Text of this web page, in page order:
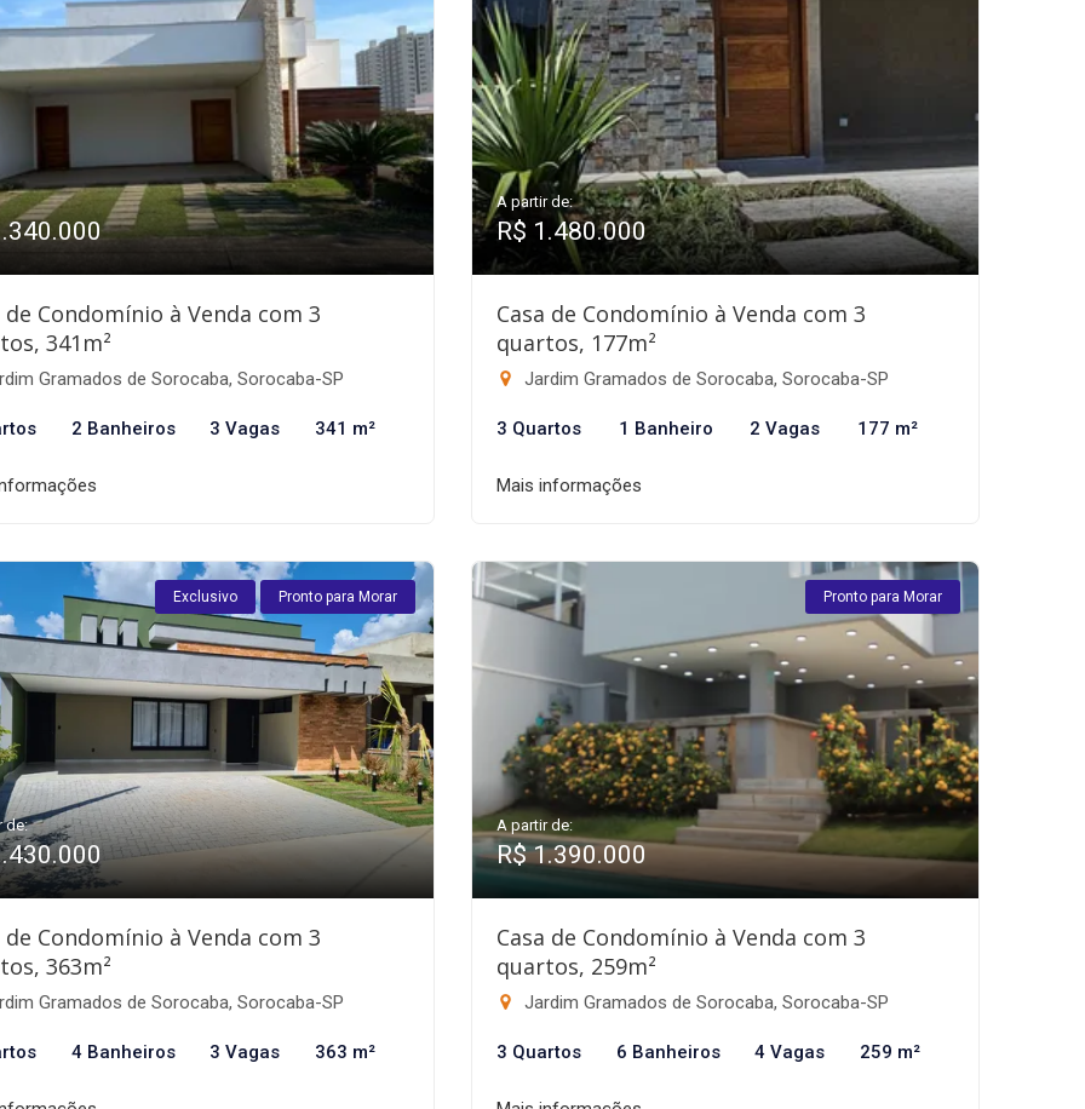
de Condomínio à Venda com 3
341m²
Gramados de Sorocaba, Sorocaba-SP
2 Banheiros 3 Vagas 341 m²
A partir de:
R$ 1.480.000
Casa de Condomínio à Venda com 3
quartos, 177m²
Jardim Gramados de Sorocaba, Sorocaba-SP
3 Quartos 1 Banheiro 2 Vagas 177 m²
Mais informações
Exclusivo Pronto para Morar
de:
de Condomínio à Venda com 3
363m²
Gramados de Sorocaba, Sorocaba-SP
4 Banheiros 3 Vagas 363 m²
Pronto para Morar
A partir de:
R$ 1.390.000
Casa de Condomínio à Venda com 3
quartos, 259m²
Jardim Gramados de Sorocaba, Sorocaba-SP
3 Quartos 6 Banheiros 4 Vagas 259 m²